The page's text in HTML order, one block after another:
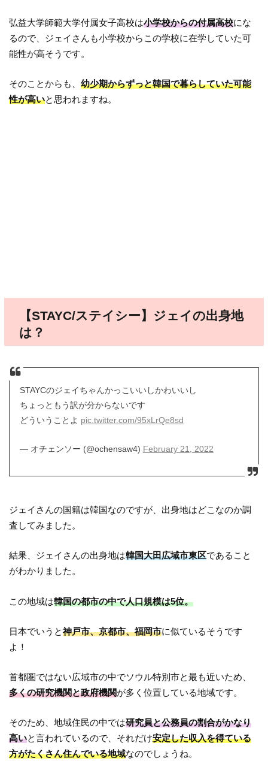
弘益大学師範大学付属女子高校は小学校からの付属高校にな
るので、ジェイさんも小学校からこの学校に在学していた可
能性が高そうです。
そのことからも、幼少期からずっと韓国で暮らしていた可能
性が高いと思われますね。
【STAYC/ステイシー】ジェイの出身地
は？
STAYCのジェイちゃんかっこいいしかわいいし
ちょっともう訳が分からないです
どういうことよ pic.twitter.com/95xLrQe8sd
— オチェンソー (@ochensaw4) February 21, 2022
ジェイさんの国籍は韓国なのですが、出身地はどこなのか調
査してみました。
結果、ジェイさんの出身地は韓国大田広域市東区であること
がわかりました。
この地域は韓国の都市の中で人口規模は5位。
日本でいうと神戸市、京都市、福岡市に似ているそうです
よ！
首都圏ではない広域市の中でソウル特別市と最も近いため、
多くの研究機関と政府機関が多く位置している地域です。
そのため、地域住民の中では研究員と公務員の割合がかなり
高いと言われているので、それだけ安定した収入を得ている
方がたくさん住んでいる地域なのでしょうね。